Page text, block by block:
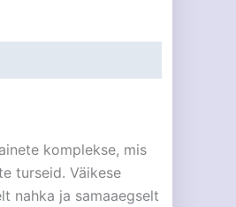
komplekse, mis
turseid. Väikese
nahka ja samaaegselt